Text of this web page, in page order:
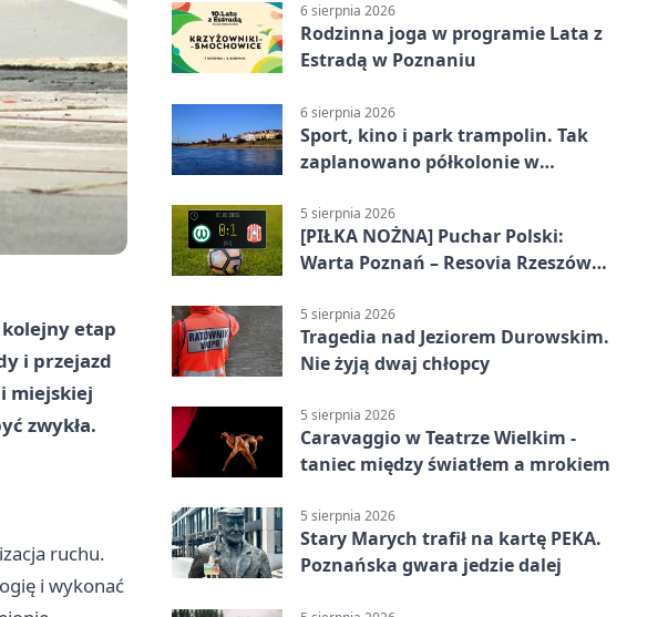
etap
i przejazd
miejskiej
zwykła.
ruchu.
i wykonać
6 sierpnia 2026
Rodzinna joga w programie Lata z
Estradą w Poznaniu
6 sierpnia 2026
Sport, kino i park trampolin. Tak
zaplanowano półkolonie w
5 sierpnia 2026
[PIŁKA NOŻNA] Puchar Polski:
Warta Poznań – Resovia Rzeszów
gospodarzy
5 sierpnia 2026
Tragedia nad Jeziorem Durowskim.
Nie żyją dwaj chłopcy
5 sierpnia 2026
Caravaggio w Teatrze Wielkim -
taniec między światłem a mrokiem
5 sierpnia 2026
Stary Marych trafił na kartę PEKA.
Poznańska gwara jedzie dalej